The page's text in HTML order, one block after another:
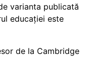
varianta publicată
educației este
de la Cambridge